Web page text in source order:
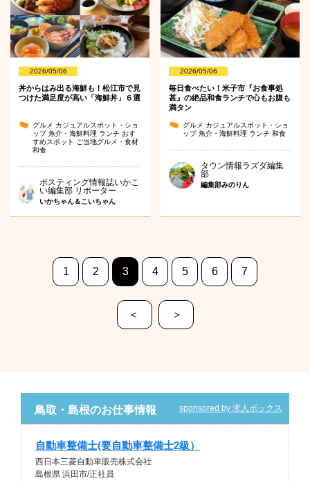
2026/05/06
丼からはみ出る海鮮も！松江市で見
つけた満足度が高い「海鮮丼」６選
グルメ カジュアルスポット・ショ
ップ魚介・海鮮料理 ランチ おす
すめスポット
ご当地グルメ・食材
和食
ポスティング情報誌いかこ
い編集部 リポーター
いかちゃん＆こいちゃん
2026/05/06
毎日食べたい！米子市『お食事処
甚』の絶品和食ランチで心もお腹も
満タン
グルメ カジュアルスポット・ショ
ップ魚介・海鮮料理 ランチ和食
タウン情報ラズダ編集
部
編集部みのりん
1 2 3 4 5 6 7
＜ ＞
鳥取・島根のお仕事情報 sponsored by 求人ボックス
自動車整備士(要自動車整備士2級）
西日本三菱自動車販売株式会社
島根県 浜田市/正社員